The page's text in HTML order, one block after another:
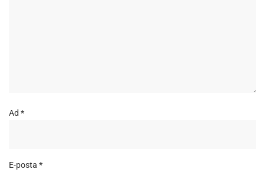
Ad *
E-posta *